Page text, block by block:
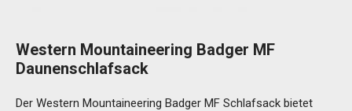
Western Mountaineering Badger MF
Daunenschlafsack
Der Western Mountaineering Badger MF Schlafsack bietet